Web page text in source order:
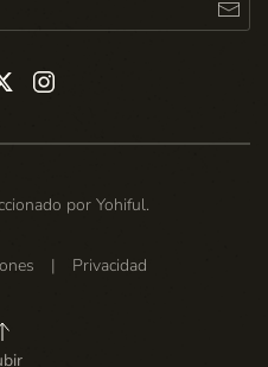
por Yohiful.
| Privacidad